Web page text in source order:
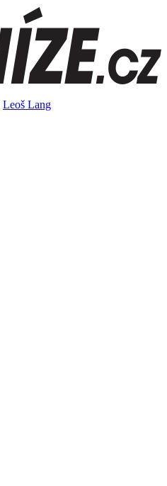
Leoš Lang